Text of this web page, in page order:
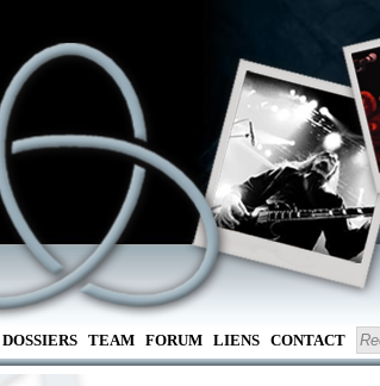
DOSSIERS TEAM FORUM LIENS CONTACT